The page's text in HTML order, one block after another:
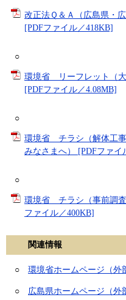
改正法Ｑ＆Ａ（広島県・
[PDFファイル／418KB]
○
環境省 リーフレット（大
[PDFファイル／4.08MB]
○
環境省 チラシ（解体工
みなさまへ） [PDFファイ
○
環境省 チラシ（事前調
ファイル／400KB]
関連情報
○ 環境省ホームページ（外
○ 広島県ホームページ（外